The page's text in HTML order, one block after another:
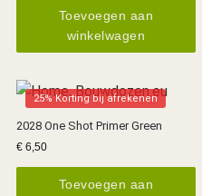
Toevoegen aan
winkelwagen
25% Korting bij afrekenen
2028 One Shot Primer Green
€ 6,50
Toevoegen aan